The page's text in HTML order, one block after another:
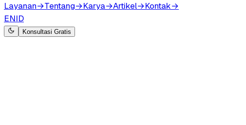
Layanan→Tentang→Karya→Artikel→Kontak→
ENID
Konsultasi Gratis